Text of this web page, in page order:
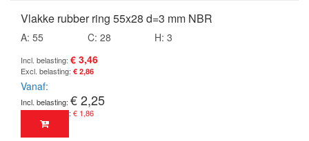
Vlakke rubber ring 55x28 d=3 mm NBR
A: 55 C: 28
H: 3
€ 3,46
€ 2,86
Vanaf
€ 2,25
€ 1,86